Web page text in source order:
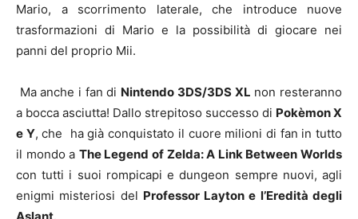
Mario, a scorrimento laterale, che introduce nuove
trasformazioni di Mario e la possibilità di giocare nei
panni del proprio Mii.
Ma anche i fan di Nintendo 3DS/3DS XL non resteranno
a bocca asciutta! Dallo strepitoso successo di Pokèmon X
e Y, che ha già conquistato il cuore milioni di fan in tutto
il mondo a The Legend of Zelda: A Link Between Worlds
con tutti i suoi rompicapi e dungeon sempre nuovi, agli
enigmi misteriosi del Professor Layton e l’Eredità degli